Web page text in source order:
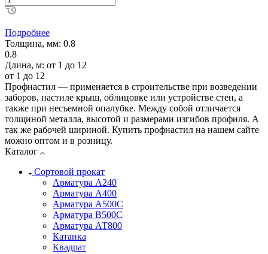
Подробнее
Толщина, мм: 0.8
0.8
Длина, м: от 1 до 12
от 1 до 12
Профнастил — применяется в строительстве при возведении
заборов, настиле крыш, облицовке или устройстве стен, а
также при несъемной опалубке. Между собой отличается
толщиной металла, высотой и размерами изгибов профиля. А
так же рабочей шириной. Купить профнастил на нашем сайте
можно оптом и в розницу.
Каталог
Сортовой прокат
Арматура А240
Арматура А400
Арматура А500C
Арматура В500С
Арматура АТ800
Катанка
Квадрат